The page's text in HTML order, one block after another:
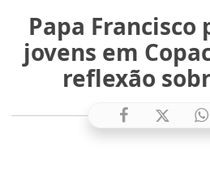
Papa Francisco
jovens em
reflexão